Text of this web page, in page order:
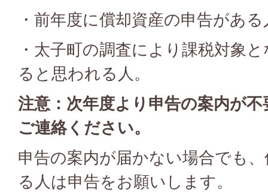
・前年度に償却資産の申告がある
・太子町の調査により課税対象
ると思われる人。
注意：次年度より申告の案内が
ご連絡ください。
申告の案内が届かない場合でも
る人は申告をお願いします。